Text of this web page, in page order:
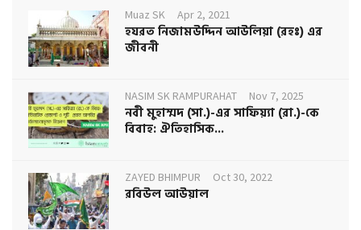
Muaz SK Apr 2, 2021
হযরত নিজামউদ্দিন আউলিয়া (রহঃ) এর
জীবনী
NASIM SK RAMPURAHAT Nov 7, 2025
নবী মুহাম্মদ (সা.)-এর সাফিয়্যা (রা.)-কে
বিবাহ: ঐতিহাসিক...
ZAYED BHIMPUR Oct 30, 2022
রবিউল আউয়াল